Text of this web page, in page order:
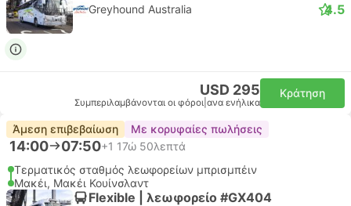
Greyhound Australia 4.5
USD 295
Συμπεριλαμβάνονται οι φόροι ανα ενήλικα
Κράτηση
Άμεση επιβεβαίωση Με κορυφαίες πωλήσεις
14:00 07:50+1 17ώ 50λεπτά
Τερματικός σταθμός λεωφορείων μπρισμπέιν
Μακέι, Μακέι Κουίνσλαντ
Flexible | λεωφορείο #GX404